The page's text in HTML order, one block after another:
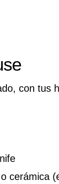
con tus
cerámica